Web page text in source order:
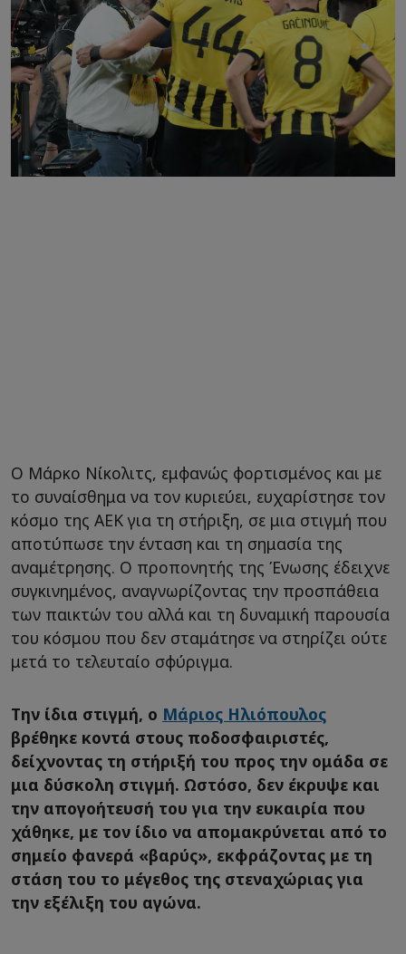
Ο Μάρκο Νίκολιτς, εμφανώς φορτισμένος και με
το συναίσθημα να τον κυριεύει, ευχαρίστησε τον
κόσμο της ΑΕΚ για τη στήριξη, σε μια στιγμή που
αποτύπωσε την ένταση και τη σημασία της
αναμέτρησης. Ο προπονητής της Ένωσης έδειχνε
συγκινημένος, αναγνωρίζοντας την προσπάθεια
των παικτών του αλλά και τη δυναμική παρουσία
του κόσμου που δεν σταμάτησε να στηρίζει ούτε
μετά το τελευταίο σφύριγμα.
Την ίδια στιγμή, ο Μάριος Ηλιόπουλος
βρέθηκε κοντά στους ποδοσφαιριστές,
δείχνοντας τη στήριξή του προς την ομάδα σε
μια δύσκολη στιγμή. Ωστόσο, δεν έκρυψε και
την απογοήτευσή του για την ευκαιρία που
χάθηκε, με τον ίδιο να απομακρύνεται από το
σημείο φανερά «βαρύς», εκφράζοντας με τη
στάση του το μέγεθος της στεναχώριας για
την εξέλιξη του αγώνα.